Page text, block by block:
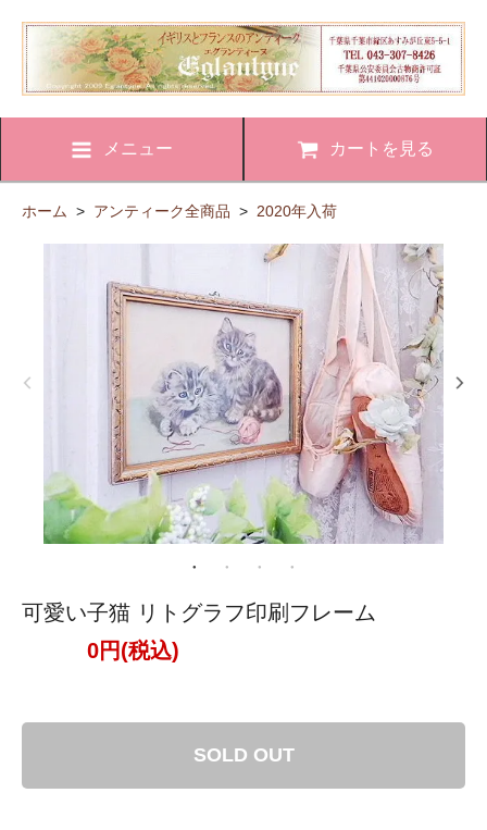
メニュー カートを見る
ホーム > アンティーク全商品 > 2020年入荷
可愛い子猫 リトグラフ印刷フレーム
0円(税込)
SOLD OUT